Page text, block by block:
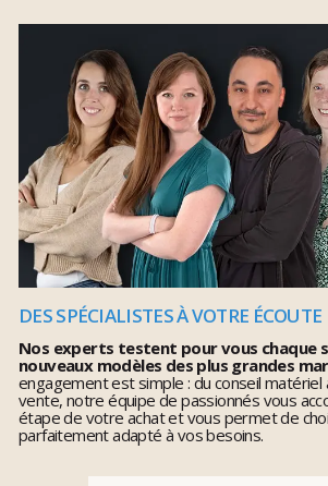
DES SPÉCIALISTES À VOTRE ÉCOUTE
Nos experts testent pour vous chaque
nouveaux modèles des plus grandes
engagement est simple : du conseil matériel
vente, notre équipe de passionnés vous
étape de votre achat et vous permet de
parfaitement adapté à vos besoins.